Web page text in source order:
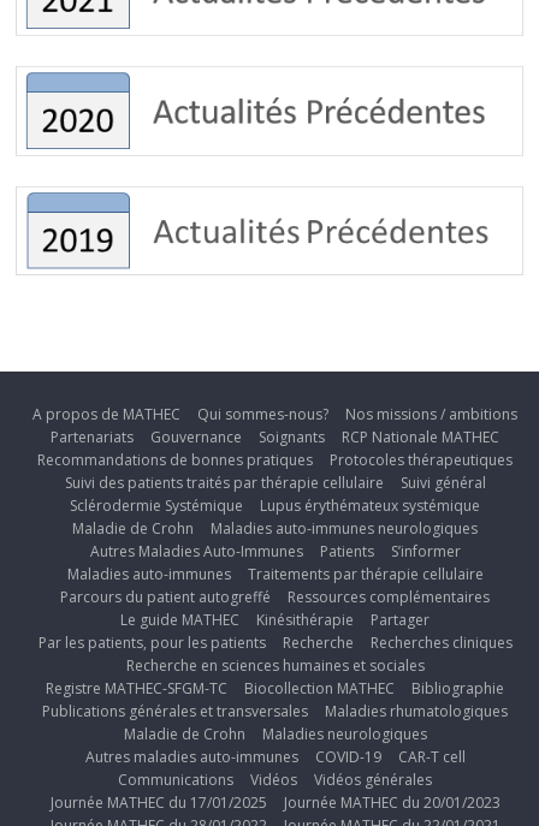
A propos de MATHEC Qui sommes-nous?
Nos missions / ambitions
Partenariats
Gouvernance Soignants
RCP Nationale MATHEC
Recommandations de bonnes pratiques
Protocoles thérapeutiques
Suivi des patients traités par thérapie cellulaire
Suivi général
Sclérodermie Systémique
Lupus érythémateux systémique
Maladie de Crohn
Maladies auto-immunes neurologiques
Autres Maladies Auto-Immunes
Patients
S’informer
Maladies auto-immunes
Traitements par thérapie cellulaire
Parcours du patient autogreffé
Ressources complémentaires
Le guide MATHEC
Kinésithérapie
Partager
Par les patients, pour les patients
Recherche
Recherches cliniques
Recherche en sciences humaines et sociales
Registre MATHEC-SFGM-TC
Biocollection MATHEC
Bibliographie
Publications générales et transversales
Maladies rhumatologiques
Maladie de Crohn
Maladies neurologiques
Autres maladies auto-immunes
COVID-19
CAR-T cell
Communications
Vidéos
Vidéos générales
Journée MATHEC du 17/01/2025
Journée MATHEC du 20/01/2023